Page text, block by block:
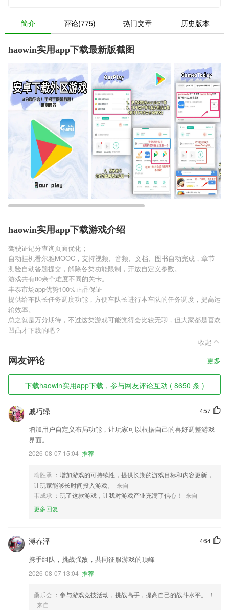
简介 评论(775) 热门文章 历史版本
haowin实用app下载最新版截图
haowin实用app下载游戏介绍
驾驶证记分查询页面优化；
自动挂机看尔雅MOOC，支持视频、音频、文档、图书自动完成，章节
测验自动答题提交，解除各类功能限制，开放自定义参数。
游戏共有80余个难度不同的关卡。
丰泰市场app优势100%正品保证
提供给车队长任务调度功能，方便车队长进行本车队的任务调度，提高运
输效率。
总之就是万分期待，不过这类游戏可能觉得会比较无聊，但大家都是喜欢
凹凸才下载的吧？
收起
网友评论 更多
下载haowin实用app下载，参与网友评论互动 ( 8650 条 )
457
戚巧绿
增加用户自定义布局功能，让玩家可以根据自己的喜好调整游戏
界面。
2026-08-07 15:04 推荐
喻胜承 ：增加游戏的可持续性，提供长期的游戏目标和内容更新，
让玩家能够长时间投入游戏。
来自
韦成承 ：玩了这款游戏，让我对游戏产业充满了信心！
来自
更多回复
464
溥春泽
携手组队，挑战强敌，共同征服游戏的顶峰
2026-08-07 13:04 推荐
桑乐会 ：参与游戏竞技活动，挑战高手，提高自己的战斗水平。 ！
来自